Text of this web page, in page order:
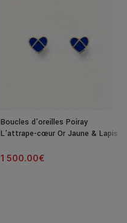
Boucles d’oreilles Poiray
L’attrape-cœur Or Jaune & Lapis
1 500.00€